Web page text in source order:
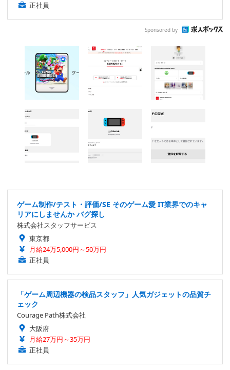
正社員
Sponsored by
ゲーム制作/テスト・評価/SE そのゲーム愛 IT業界でのキャ
リアにしませんか バグ探し
株式会社スタッフサービス
東京都
月給24万5,000円～50万円
正社員
「ゲーム周辺機器の検品スタッフ」人気ガジェットの品質チ
ェック
Courage Path株式会社
大阪府
月給27万円～35万円
正社員